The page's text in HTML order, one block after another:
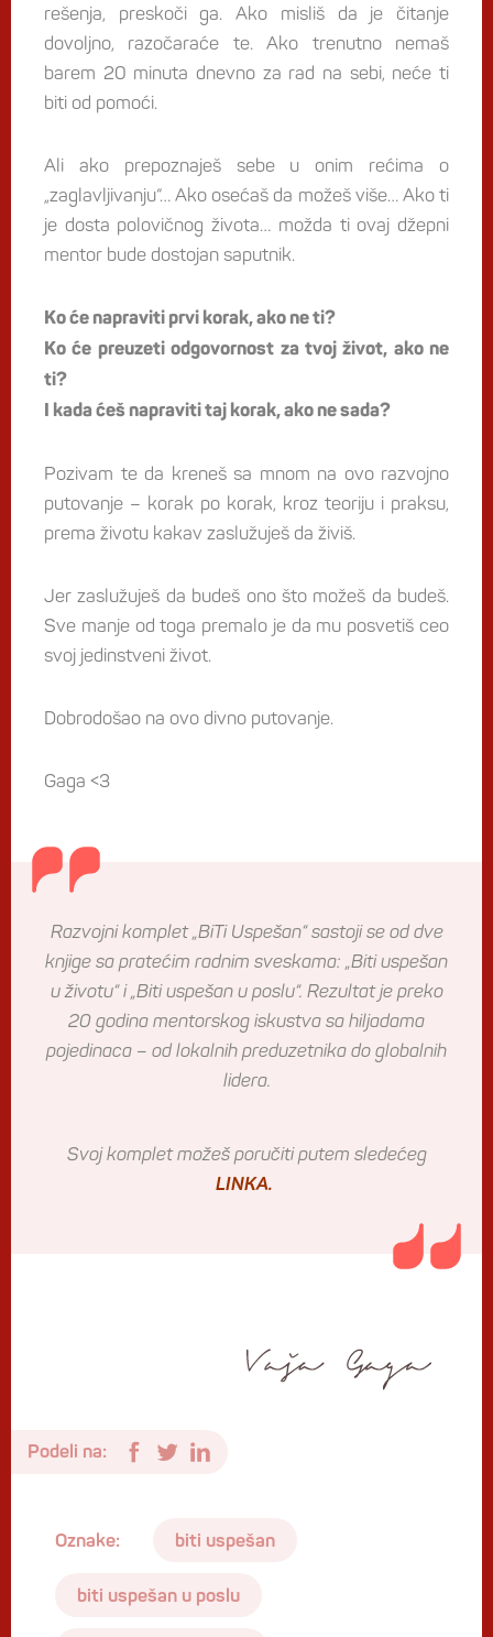
rešenja, preskoči ga. Ako misliš da je čitanje
dovoljno, razočaraće te. Ako trenutno nemaš
barem 20 minuta dnevno za rad na sebi, neće ti
biti od pomoći.
Ali ako prepoznaješ sebe u onim rećima o
„zaglavljivanju“… Ako osećaš da možeš više… Ako ti
je dosta polovičnog života… možda ti ovaj džepni
mentor bude dostojan saputnik.
Ko će napraviti prvi korak, ako ne ti?
Ko će preuzeti odgovornost za tvoj život, ako ne
ti?
I kada ćeš napraviti taj korak, ako ne sada?
Pozivam te da kreneš sa mnom na ovo razvojno
putovanje – korak po korak, kroz teoriju i praksu,
prema životu kakav zaslužuješ da živiš.
Jer zaslužuješ da budeš ono što možeš da budeš.
Sve manje od toga premalo je da mu posvetiš ceo
svoj jedinstveni život.
Dobrodošao na ovo divno putovanje.
Gaga <3
Razvojni komplet „BiTi Uspešan“ sastoji se od dve
knjige sa pratećim radnim sveskama: „Biti uspešan
u životu“ i „Biti uspešan u poslu“. Rezultat je preko
20 godina mentorskog iskustva sa hiljadama
pojedinaca – od lokalnih preduzetnika do globalnih
lidera.
Svoj komplet možeš poručiti putem sledećeg
LINKA.
Podeli na:
Oznake: biti uspešan
biti uspešan u poslu